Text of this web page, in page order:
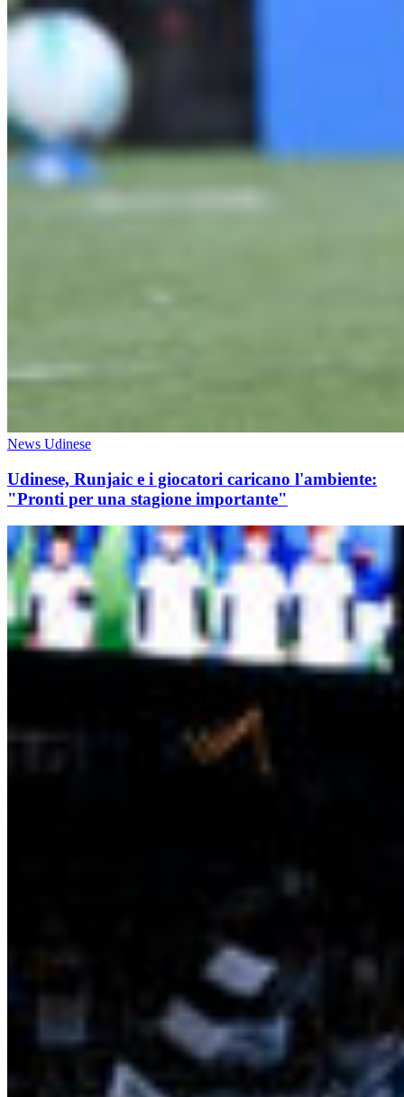
News Udinese
Udinese, Runjaic e i giocatori caricano l'ambiente:
"Pronti per una stagione importante"